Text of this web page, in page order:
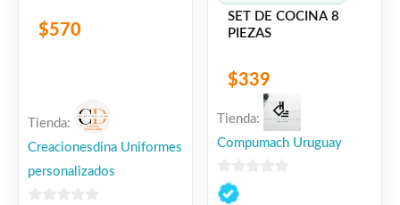
$570
Tienda:
Creacionesdina Uniformes
personalizados
SET DE COCINA 8
PIEZAS
$339
Tienda:
Compumach Uruguay
0